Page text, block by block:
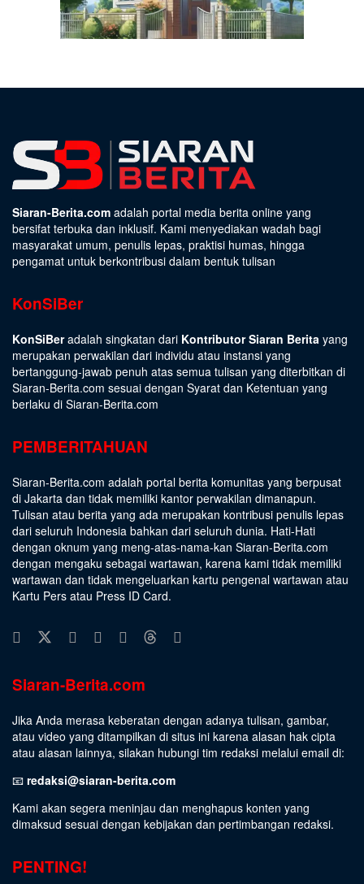
Siaran-Berita.com adalah portal media berita online yang
bersifat terbuka dan inklusif. Kami menyediakan wadah bagi
masyarakat umum, penulis lepas, praktisi humas, hingga
pengamat untuk berkontribusi dalam bentuk tulisan
KonSiBer
KonSiBeradalah singkatan dari Kontributor Siaran Berita yang
merupakan perwakilan dari individu atau instansi yang
bertanggung-jawab penuh atas semua tulisan yang diterbitkan di
Siaran-Berita.com sesuai dengan Syarat dan Ketentuan yang
berlaku di Siaran-Berita.com
PEMBERITAHUAN
Siaran-Berita.com adalah portal berita komunitas yang berpusat
di Jakarta dan tidak memiliki kantor perwakilan dimanapun.
Tulisan atau berita yang ada merupakan kontribusi penulis lepas
dari seluruh Indonesia bahkan dari seluruh dunia. Hati-Hati
dengan oknum yang meng-atas-nama-kan Siaran-Berita.com
dengan mengaku sebagai wartawan, karena kami tidak memiliki
wartawan dan tidak mengeluarkan kartu pengenal wartawan atau
Kartu Pers atau Press ID Card.
Siaran-Berita.com
Jika Anda merasa keberatan dengan adanya tulisan, gambar,
atau video yang ditampilkan di situs ini karena alasan hak cipta
atau alasan lainnya, silakan hubungi tim redaksi melalui email di:
📧 redaksi@siaran-berita.com
Kami akan segera meninjau dan menghapus konten yang
dimaksud sesuai dengan kebijakan dan pertimbangan redaksi.
PENTING!